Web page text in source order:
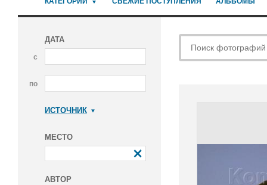
ДАТА
с
по
ИСТОЧНИК
МЕСТО
АВТОР